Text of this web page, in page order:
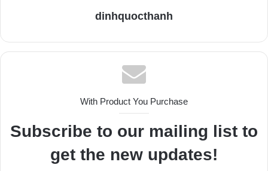
dinhquocthanh
With Product You Purchase
Subscribe to our mailing list to
get the new updates!